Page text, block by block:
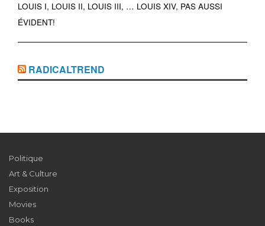
LOUIS I, LOUIS II, LOUIS III, … LOUIS XIV, PAS AUSSI
ÉVIDENT!
RADICALTREND
Politique
Art & Culture
Exposition
Movies
Books